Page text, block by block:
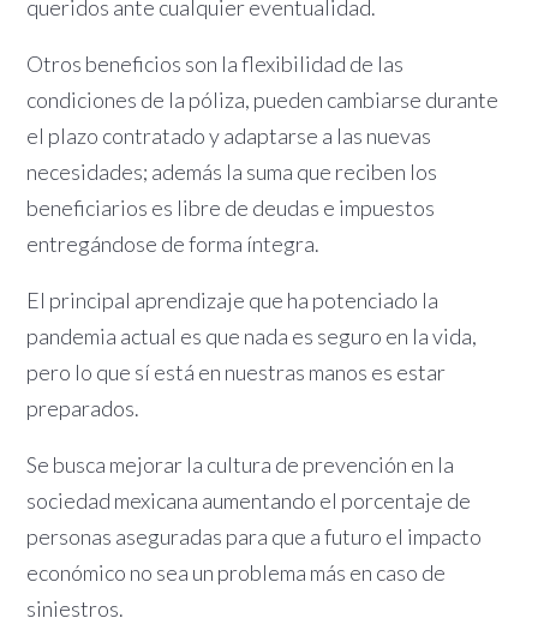
queridos ante cualquier eventualidad.
Otros beneficios son la flexibilidad de las
condiciones de la póliza, pueden cambiarse durante
el plazo contratado y adaptarse a las nuevas
necesidades; además la suma que reciben los
beneficiarios es libre de deudas e impuestos
entregándose de forma íntegra.
El principal aprendizaje que ha potenciado la
pandemia actual es que nada es seguro en la vida,
pero lo que sí está en nuestras manos es estar
preparados.
Se busca mejorar la cultura de prevención en la
sociedad mexicana aumentando el porcentaje de
personas aseguradas para que a futuro el impacto
económico no sea un problema más en caso de
siniestros.